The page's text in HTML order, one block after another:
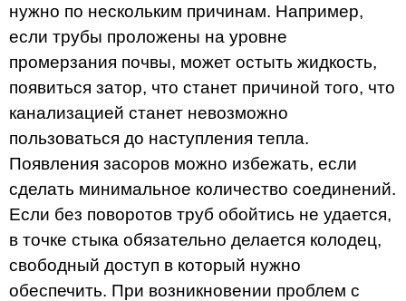
нужно по нескольким причинам. Например,
если трубы проложены на уровне
промерзания почвы, может остыть жидкость,
появиться затор, что станет причиной того, что
канализацией станет невозможно
пользоваться до наступления тепла.
Появления засоров можно избежать, если
сделать минимальное количество соединений.
Если без поворотов труб обойтись не удается,
в точке стыка обязательно делается колодец,
свободный доступ в который нужно
обеспечить. При возникновении проблем с